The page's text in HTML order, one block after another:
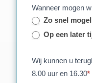
Wanneer mogen
Zo snel
Op een later
Wij kunnen u
8.00 uur en 16.30*